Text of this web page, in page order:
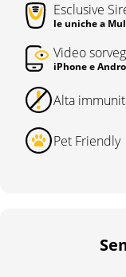
Esclusive
le uniche a
Video
iPhone e
Alta
Pet Friendly